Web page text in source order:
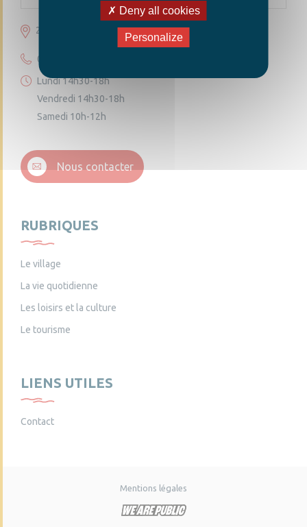
23 grande rue 49220 Chambellay
02 41 95 10 54
Lundi 14h30-18h
Vendredi 14h30-18h
Samedi 10h-12h
Nous contacter
RUBRIQUES
Le village
La vie quotidienne
Les loisirs et la culture
Le tourisme
LIENS UTILES
Contact
Mentions légales
Deny all cookies
Personalize